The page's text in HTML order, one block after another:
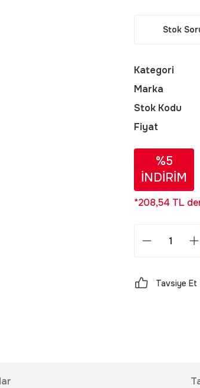
Stok
Kategori
Marka
Stok Kodu
Fiyat
%5
İNDİRİM
*208,54 TL
Tavsiye Et